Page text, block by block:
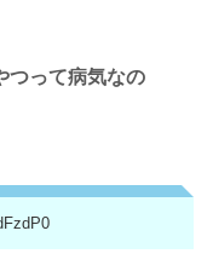
つって病気なの